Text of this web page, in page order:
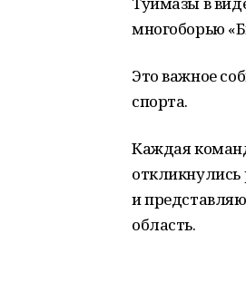
многоборью
Это важное
спорта.
Каждая
и
область.